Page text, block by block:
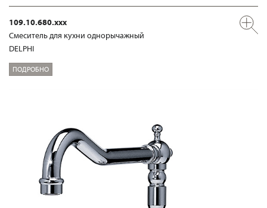
109.10.680.xxx
Смеситель для кухни однорычажный
DELPHI
ПОДРОБНО